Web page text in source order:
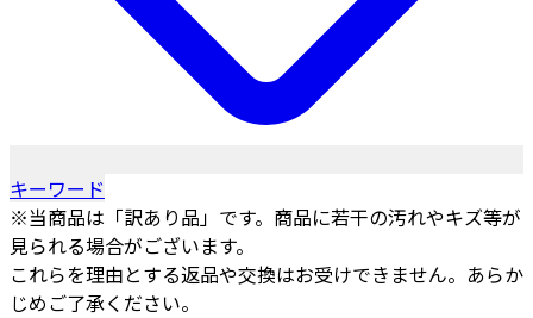
キーワード
※当商品は「訳あり品」です。商品に若干の汚れやキズ等が
見られる場合がございます。
これらを理由とする返品や交換はお受けできません。あらか
じめご了承ください。